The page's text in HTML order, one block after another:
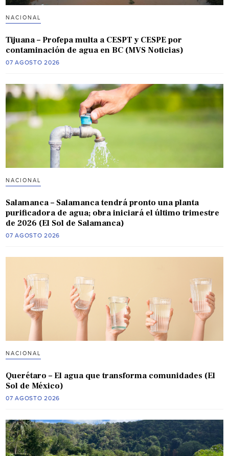
NACIONAL
Tijuana – Profepa multa a CESPT y CESPE por
contaminación de agua en BC (MVS Noticias)
07 AGOSTO 2026
NACIONAL
Salamanca – Salamanca tendrá pronto una planta
purificadora de agua; obra iniciará el último trimestre
de 2026 (El Sol de Salamanca)
07 AGOSTO 2026
NACIONAL
Querétaro – El agua que transforma comunidades (El
Sol de México)
07 AGOSTO 2026